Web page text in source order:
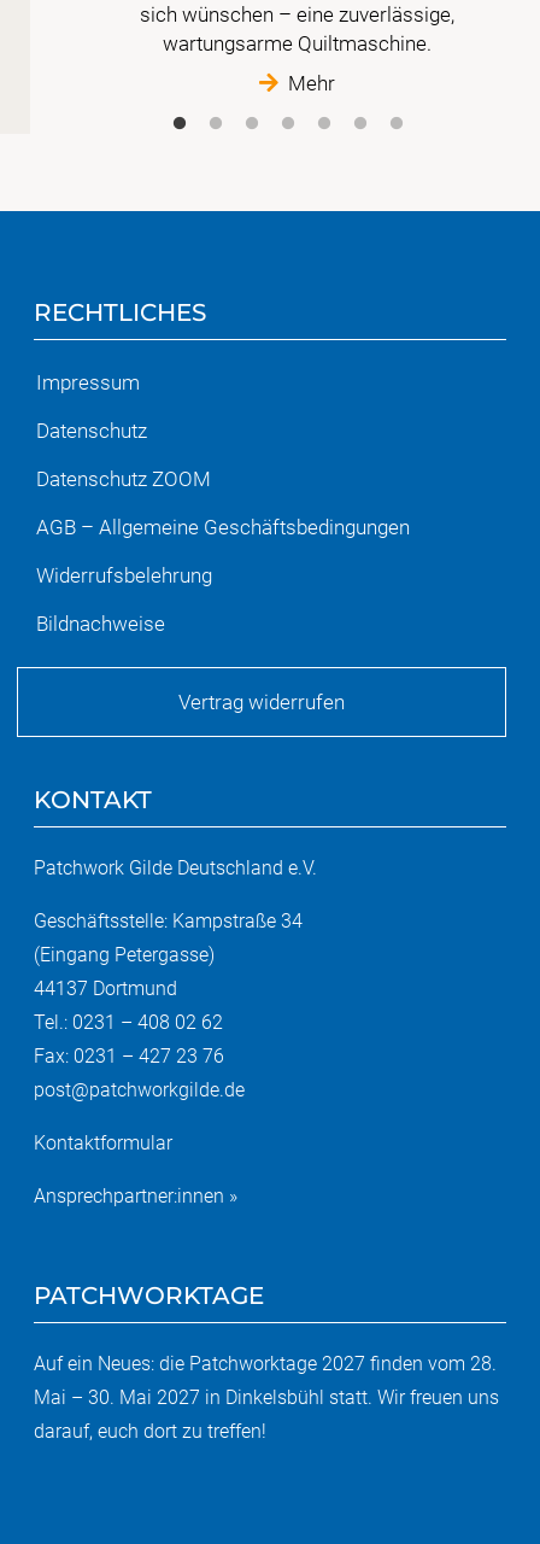
sich wünschen – eine zuverlässige,
wartungsarme Quiltmaschine.
Mehr
RECHTLICHES
Impressum
Datenschutz
Datenschutz ZOOM
AGB – Allgemeine Geschäftsbedingungen
Widerrufsbelehrung
Bildnachweise
Vertrag widerrufen
KONTAKT
Patchwork Gilde Deutschland e.V.
Geschäftsstelle: Kampstraße 34
(Eingang Petergasse)
44137 Dortmund
Tel.: 0231 – 408 02 62
Fax: 0231 – 427 23 76
post@patchworkgilde.de
Kontaktformular
Ansprechpartner:innen »
PATCHWORKTAGE
Auf ein Neues: die Patchworktage 2027 finden vom 28.
Mai – 30. Mai 2027 in Dinkelsbühl statt. Wir freuen uns
darauf, euch dort zu treffen!